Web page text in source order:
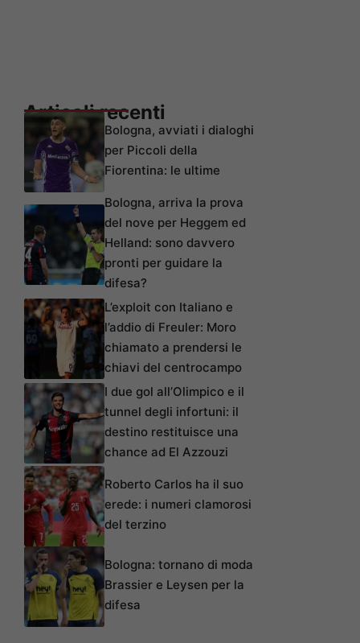
Articoli recenti
Bologna, avviati i dialoghi
per Piccoli della
Fiorentina: le ultime
Bologna, arriva la prova
del nove per Heggem ed
Helland: sono davvero
pronti per guidare la
difesa?
L’exploit con Italiano e
l’addio di Freuler: Moro
chiamato a prendersi le
chiavi del centrocampo
I due gol all’Olimpico e il
tunnel degli infortuni: il
destino restituisce una
chance ad El Azzouzi
Roberto Carlos ha il suo
erede: i numeri clamorosi
del terzino
Bologna: tornano di moda
Brassier e Leysen per la
difesa